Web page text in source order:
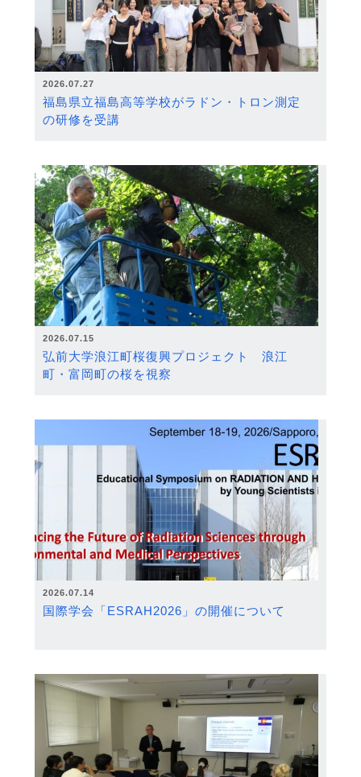
2026.07.27
福島県立福島高等学校がラドン・トロン測定
の研修を受講
2026.07.15
弘前大学浪江町桜復興プロジェクト 浪江
町・富岡町の桜を視察
2026.07.14
国際学会「ESRAH2026」の開催について